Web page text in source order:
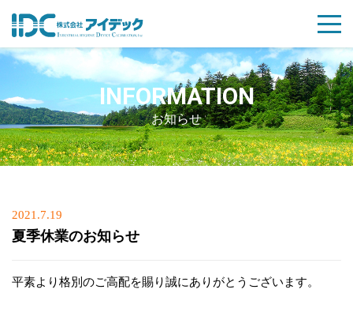
INFORMATION
お知らせ
Posted
on
2021.7.19
夏季休業のお知らせ
平素より格別のご高配を賜り誠にありがとうございます。